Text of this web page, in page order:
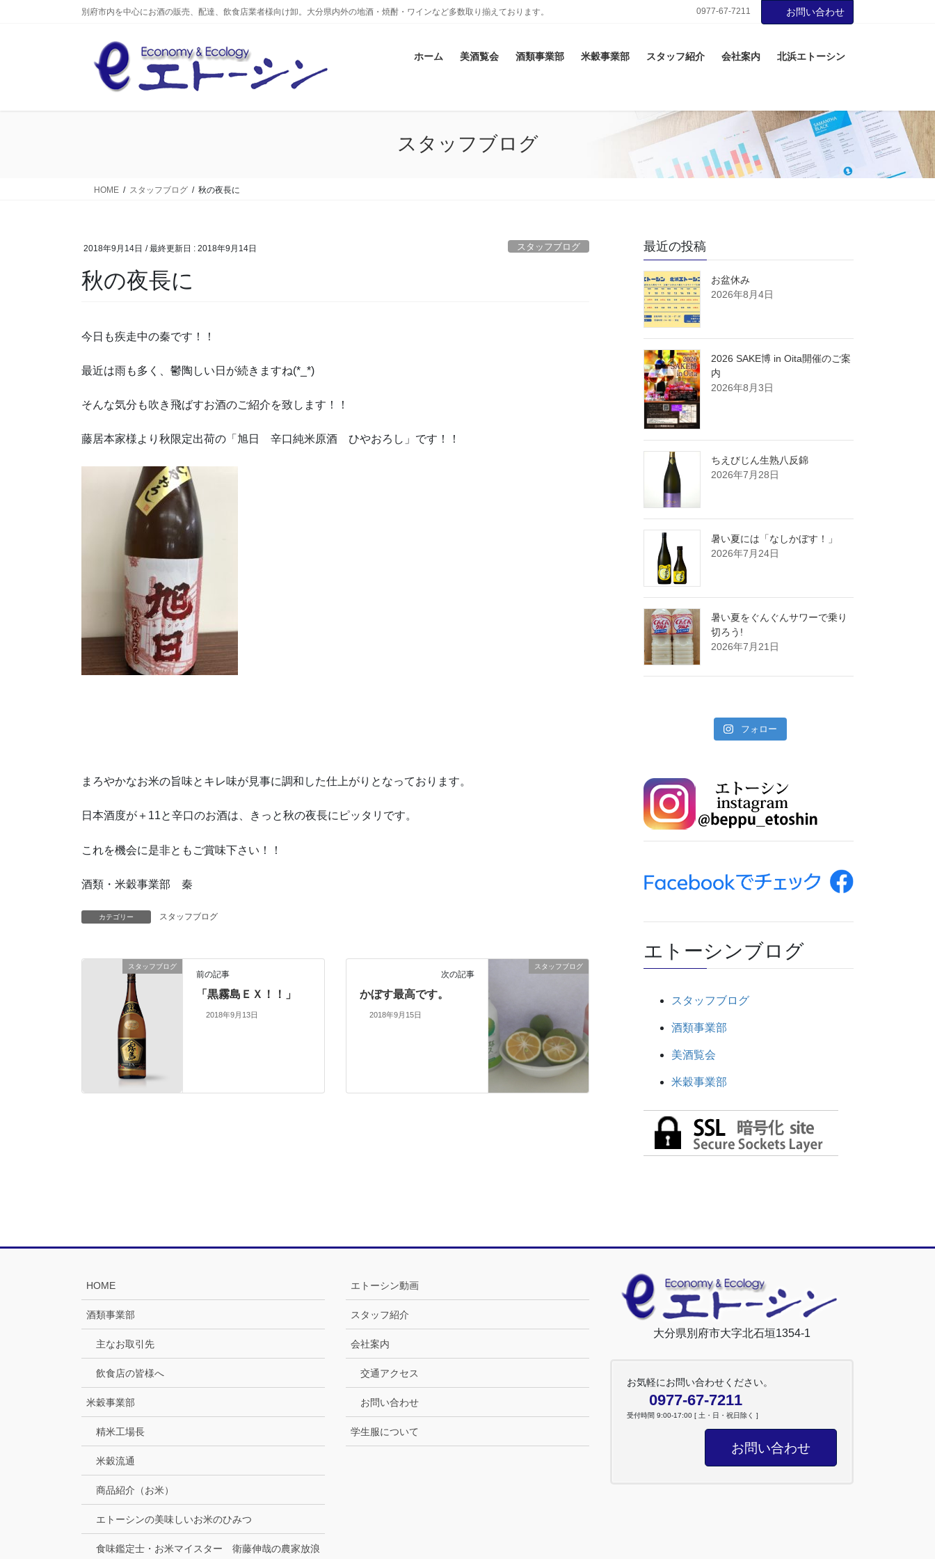
別府市内を中心にお酒の販売、配達、飲食店業者様向け卸。大分県内外の地酒・焼酎・ワインなど多数取り揃えております。 0977-67-7211 お問い合わせ
ホーム 美酒覧会 酒類事業部 米穀事業部 スタッフ紹介 会社案内 北浜エトーシン
スタッフブログ
HOME スタッフブログ 秋の夜長に
2018年9月14日 / 最終更新日 : 2018年9月14日 スタッフブログ
秋の夜長に
今日も疾走中の秦です！！
最近は雨も多く、鬱陶しい日が続きますね(*_*)
そんな気分も吹き飛ばすお酒のご紹介を致します！！
藤居本家様より秋限定出荷の「旭日 辛口純米原酒 ひやおろし」です！！
まろやかなお米の旨味とキレ味が見事に調和した仕上がりとなっております。
日本酒度が＋11と辛口のお酒は、きっと秋の夜長にピッタリです。
これを機会に是非ともご賞味下さい！！
酒類・米穀事業部 秦
カテゴリー スタッフブログ
スタッフブログ
前の記事
「黒霧島ＥＸ！！」
2018年9月13日
スタッフブログ
次の記事
かぼす最高です。
2018年9月15日
最近の投稿
お盆休み
2026年8月4日
2026 SAKE博 in Oita開催のご案
内
2026年8月3日
ちえびじん生熟八反錦
2026年7月28日
暑い夏には「なしかぼす！」
2026年7月24日
暑い夏をぐんぐんサワーで乗り
切ろう!
2026年7月21日
フォロー
エトーシンブログ
スタッフブログ
酒類事業部
美酒覧会
米穀事業部
HOME
酒類事業部
主なお取引先
飲食店の皆様へ
米穀事業部
精米工場長
米穀流通
商品紹介（お米）
エトーシンの美味しいお米のひみつ
食味鑑定士・お米マイスター 衛藤伸哉の農家放浪
エトーシン動画
スタッフ紹介
会社案内
交通アクセス
お問い合わせ
学生服について
大分県別府市大字北石垣1354-1
お気軽にお問い合わせください。
0977-67-7211
受付時間 9:00-17:00 [ 土・日・祝日除く ]
お問い合わせ